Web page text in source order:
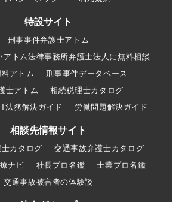
特設サイト
刑事事件弁護士アトム
アトム法律事務所弁護士法人に無料相談
アトム
刑事事件データベース
士アトム
相続税理士カタログ
法務解決ガイド
労働問題解決ガイド
相談先情報サイト
カタログ
交通事故弁護士カタログ
ナビ
社長プロ名鑑
士業プロ名鑑
交通事故被害者の体験談